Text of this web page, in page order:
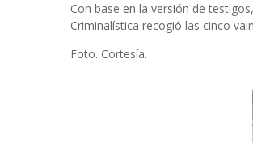
Con base en la versión de
Criminalística recogió las cinco
Foto. Cortesía.